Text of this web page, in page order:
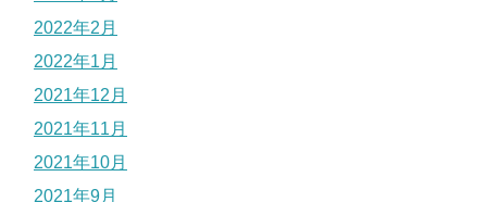
2022年2月
2022年1月
2021年12月
2021年11月
2021年10月
2021年9月